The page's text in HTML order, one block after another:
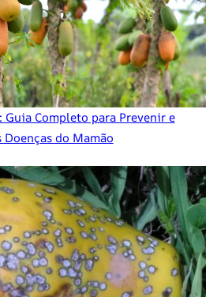
Completo para Prevenir e
do Mamão